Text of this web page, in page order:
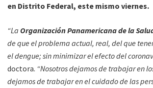
en Distrito Federal, este mismo viernes.
“La Organización Panamericana de la
de que el problema actual, real, del que
el dengue; sin minimizar el efecto del
doctora. “Nosotros dejamos de trabajar en
dejamos de trabajar en el cuidado de las